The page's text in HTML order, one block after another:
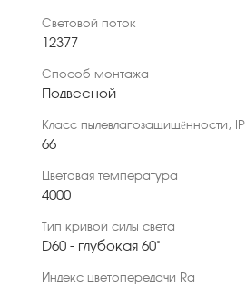
Световой поток
12377
Способ монтажа
Подвесной
Класс пылевлагозащищённости, IP
66
Цветовая температура
4000
Тип кривой силы света
D60 - глубокая 60˚
Индекс цветопередачи Ra